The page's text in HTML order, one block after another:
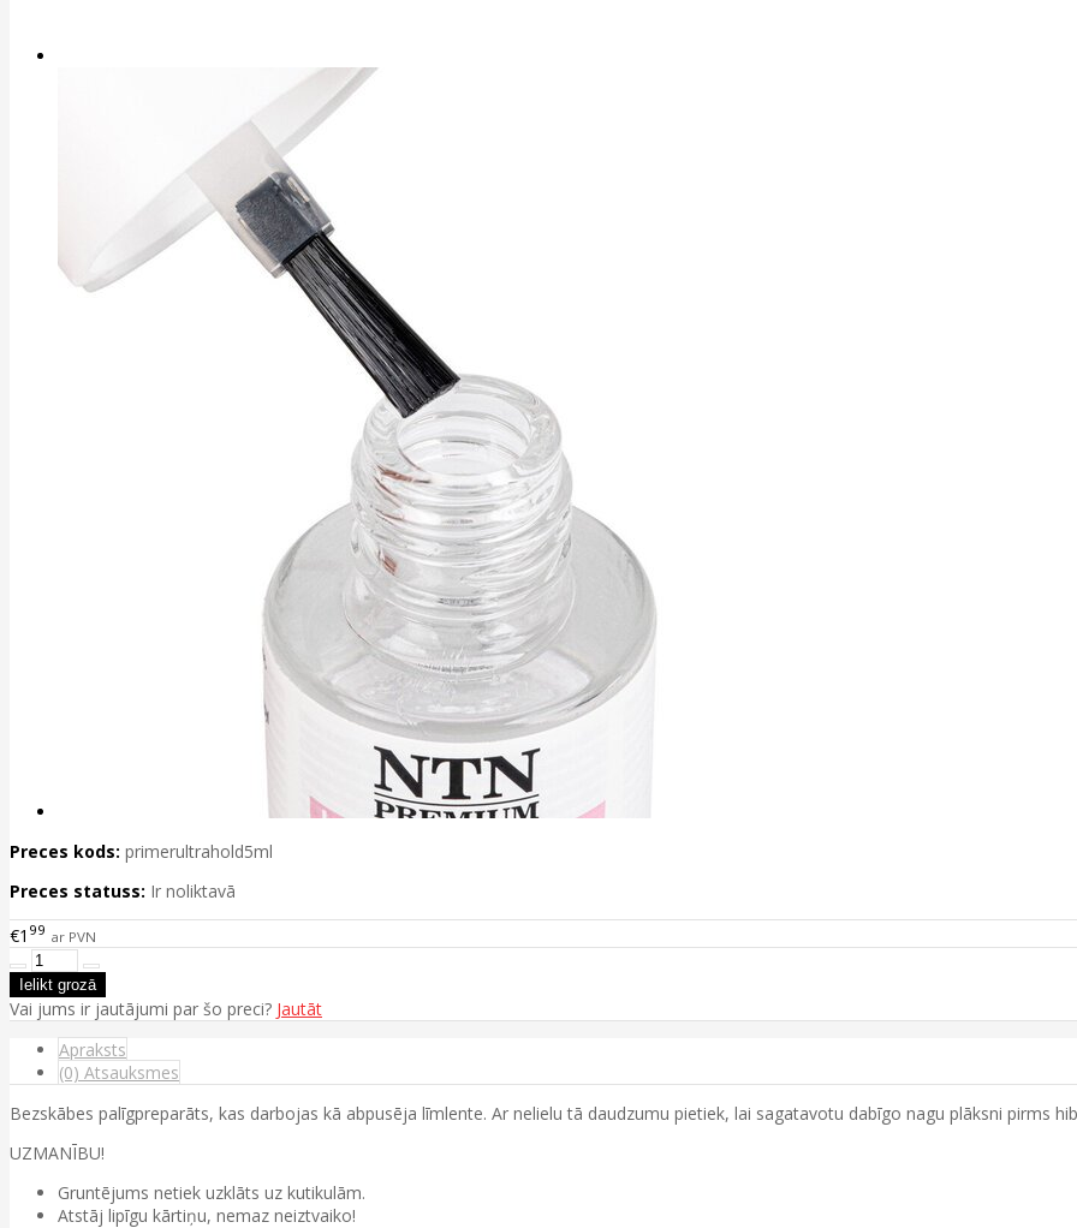
Preces kods: primerultrahold5ml
Preces statuss: Ir noliktavā
€1 99 ar PVN
Vai jums ir jautājumi par šo preci? Jautāt
Apraksts
(0) Atsauksmes
Bezskābes palīgpreparāts, kas darbojas kā abpusēja līmlente. Ar nelielu tā daudzumu pietiek, lai sagatavotu dabīgo nagu plāksni pirms
UZMANĪBU!
Gruntējums netiek uzklāts uz kutikulām.
Atstāj lipīgu kārtiņu, nemaz neiztvaiko!